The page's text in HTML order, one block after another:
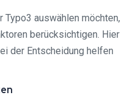
Typo3 auswählen möchten,
berücksichtigen. Hier
der Entscheidung helfen